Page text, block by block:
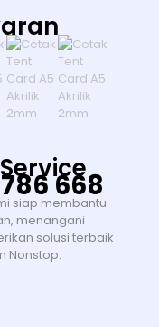
668
siap membantu
menangani
solusi terbaik
Nonstop.